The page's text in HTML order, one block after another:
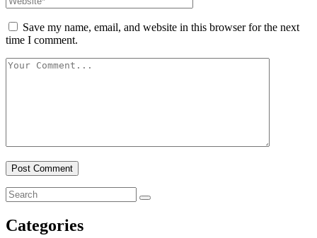
Save my name, email, and website in this browser for the next
time I comment.
Categories